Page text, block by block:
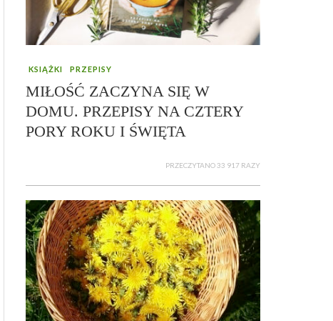
KSIĄŻKI PRZEPISY
MIŁOŚĆ ZACZYNA SIĘ W
DOMU. PRZEPISY NA CZTERY
PORY ROKU I ŚWIĘTA
PRZECZYTANO 33 917 RAZY